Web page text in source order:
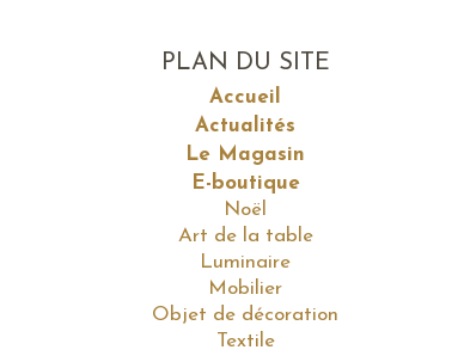
PLAN DU SITE
Accueil
Actualités
Le Magasin
E-boutique
Noël
Art de la table
Luminaire
Mobilier
Objet de décoration
Textile